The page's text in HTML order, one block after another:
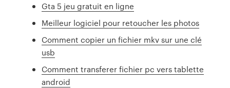
Gta 5 jeu gratuit en ligne
Meilleur logiciel pour retoucher les photos
Comment copier un fichier mkv sur une clé
usb
Comment transferer fichier pc vers tablette
android